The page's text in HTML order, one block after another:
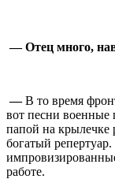
— Отец много,
—В то время
вот песни
папой на крылечке
богатый
работе.